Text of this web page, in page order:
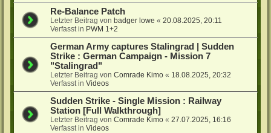
Re-Balance Patch
Letzter Beitrag vonbadger lowe «20.08.2025, 20:11
Verfasst in PWM 1+2
German Army captures Stalingrad | Sudden
Strike : German Campaign - Mission 7
"Stalingrad"
Letzter Beitrag vonComrade Kimo « 18.08.2025, 20:32
Verfasst inVideos
Sudden Strike - Single Mission : Railway
Station [Full Walkthrough]
Letzter Beitrag vonComrade Kimo «27.07.2025, 16:16
Verfasst inVideos